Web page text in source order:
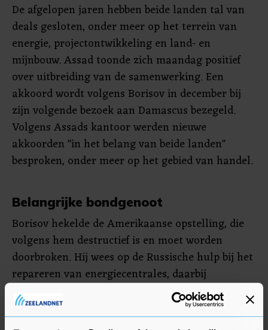
De afgelopen jaren hebben beide landen tal van
deals gesloten, onder meer op het terrein van
energie, projectontwikkeling en land- en
mijnbouw. Assad toonde zich maandag positief
over uitbreiding van de samenwerking. Een
akkoord wordt volgens Borisov in december bij
zijn volgende bezoek aan Damascus bezegeld.
Volgens Assads kantoor werden nieuwe
akkoorden "in het belang van beide landen"
besproken, onder meer op het gebied van handel.
Belangrijke bondgenoot
Borisov hekelde de Amerikaanse opstelling, die
volgens hem destructief is en moet worden
doorbroken. Hij wees op de Russische hulp bij het
repareren van energiecentrales, daarbij
aantekenend dat de olieproductie niet kan
worden hervat omdat de voorraden zich bevinden
in gebieden buiten overheidscontrole.